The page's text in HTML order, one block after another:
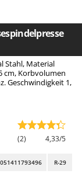
Stahl, Material
cm, Korbvolumen
Geschwindigkeit 1,
(2) 4,33/5
R-29